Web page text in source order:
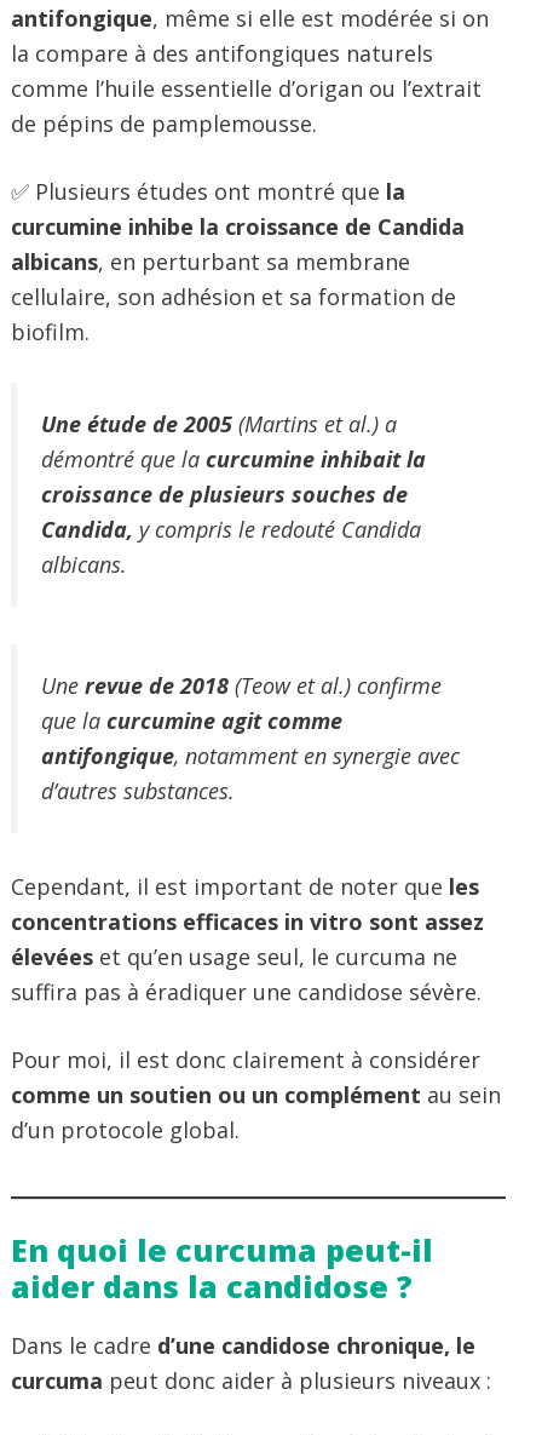
antifongique, même si elle est modérée si on
la compare à des antifongiques naturels
comme l’huile essentielle d’origan ou l’extrait
de pépins de pamplemousse.
✅ Plusieurs études ont montré que la
curcumine inhibe la croissance de Candida
albicans, en perturbant sa membrane
cellulaire, son adhésion et sa formation de
biofilm.
Une étude de 2005 (Martins et al.) a
démontré que la curcumine inhibait la
croissance de plusieurs souches de
Candida, y compris le redouté Candida
albicans.
Une revue de 2018 (Teow et al.) confirme
que la curcumine agit comme
antifongique, notamment en synergie avec
d’autres substances.
Cependant, il est important de noter que les
concentrations efficaces in vitro sont assez
élevées et qu’en usage seul, le curcuma ne
suffira pas à éradiquer une candidose sévère.
Pour moi, il est donc clairement à considérer
comme un soutien ou un complément au sein
d’un protocole global.
En quoi le curcuma peut-il
aider dans la candidose ?
Dans le cadre d’une candidose chronique, le
curcuma peut donc aider à plusieurs niveaux :